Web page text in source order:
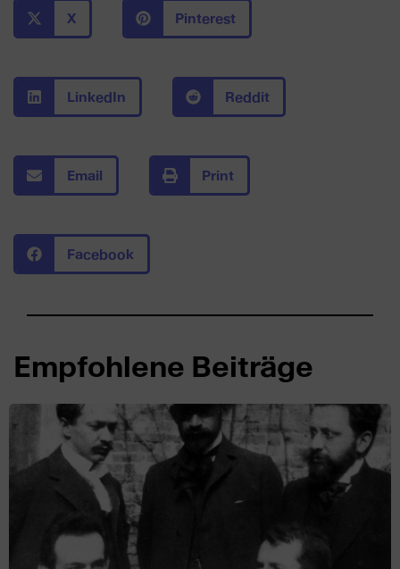
X Pinterest
LinkedIn Reddit
Email Print
Facebook
Empfohlene Beiträge